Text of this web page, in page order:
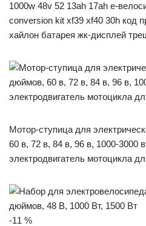
1000w 48v 52 13ah 17ah e-
conversion kit xf39 xf40 30h код
хайлон батарея жк-дисплей
Мотор-ступица для
60 в, 72 в, 84 в, 96 в, 1000-3000
электродвигатель мотоцикла
-11 %